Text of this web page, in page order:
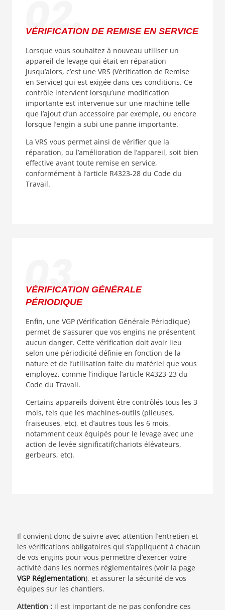
VÉRIFICATION DE REMISE EN SERVICE
Lorsque vous souhaitez à nouveau utiliser un
appareil de levage qui était en réparation
jusqu’alors, c’est une VRS (Vérification de Remise
en Service) qui est exigée dans ces conditions. Ce
contrôle intervient lorsqu’une modification
importante est intervenue sur une machine telle
que l’ajout d’un accessoire par exemple, ou encore
lorsque l’engin a subi une panne importante.
La VRS vous permet ainsi de vérifier que la
réparation, ou l’amélioration de l’appareil, soit bien
effective avant toute remise en service,
conformément à l’article R4323-28 du Code du
Travail.
VÉRIFICATION GÉNÉRALE
PÉRIODIQUE
Enfin, une VGP (Vérification Générale Périodique)
permet de s’assurer que vos engins ne présentent
aucun danger. Cette vérification doit avoir lieu
selon une périodicité définie en fonction de la
nature et de l’utilisation faite du matériel que vous
employez, comme l’indique l’article R4323-23 du
Code du Travail.
Certains appareils doivent être contrôlés tous les 3
mois, tels que les machines-outils (plieuses,
fraiseuses, etc), et d’autres tous les 6 mois,
notamment ceux équipés pour le levage avec une
action de levée significatif(chariots élévateurs,
gerbeurs, etc).
Il convient donc de suivre avec attention l’entretien et
les vérifications obligatoires qui s’appliquent à chacun
de vos engins pour vous permettre d’exercer votre
activité dans les normes réglementaires (voir la page
VGP Réglementation), et assurer la sécurité de vos
équipes sur les chantiers.
Attention :il est important de ne pas confondre ces